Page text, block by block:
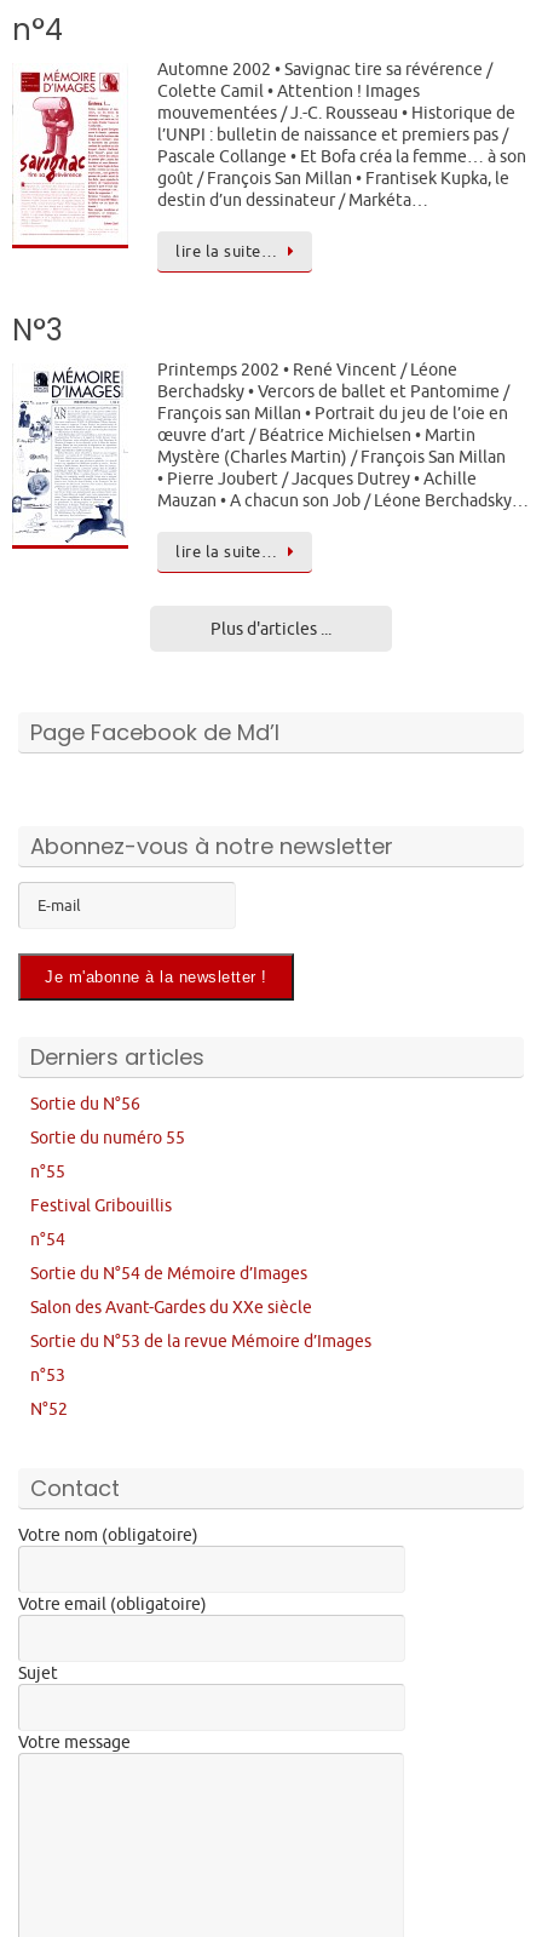
n°4
Automne 2002 • Savignac tire sa révérence /
Colette Camil • Attention ! Images
mouvementées / J.-C. Rousseau • Historique de
l’UNPI : bulletin de naissance et premiers pas /
Pascale Collange • Et Bofa créa la femme… à son
goût / François San Millan • Frantisek Kupka, le
destin d’un dessinateur / Markéta…
lire la suite…
N°3
Printemps 2002 • René Vincent / Léone
Berchadsky • Vercors de ballet et Pantomime /
François san Millan • Portrait du jeu de l’oie en
œuvre d’art / Béatrice Michielsen • Martin
Mystère (Charles Martin) / François San Millan
• Pierre Joubert / Jacques Dutrey • Achille
Mauzan • A chacun son Job / Léone Berchadsky…
lire la suite…
Plus d'articles ...
Page Facebook de Md’I
Abonnez-vous à notre newsletter
Derniers articles
Sortie du N°56
Sortie du numéro 55
n°55
Festival Gribouillis
n°54
Sortie du N°54 de Mémoire d’Images
Salon des Avant-Gardes du XXe siècle
Sortie du N°53 de la revue Mémoire d’Images
n°53
N°52
Contact
Votre nom (obligatoire)
Votre email (obligatoire)
Sujet
Votre message